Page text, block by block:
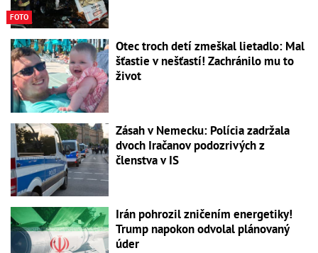
FOTO
Otec troch detí zmeškal lietadlo: Mal
šťastie v nešťastí! Zachránilo mu to
život
Zásah v Nemecku: Polícia zadržala
dvoch Iračanov podozrivých z
členstva v IS
Irán pohrozil zničením energetiky!
Trump napokon odvolal plánovaný
úder